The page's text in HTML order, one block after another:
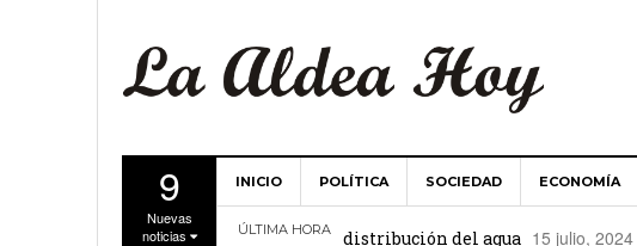
9
Nuevas
noticias
INICIO POLÍTICA SOCIEDAD ECONOMÍA
ÚLTIMA HORA
La Comunidad de Regantes
distribución del agua 15 julio, 2024